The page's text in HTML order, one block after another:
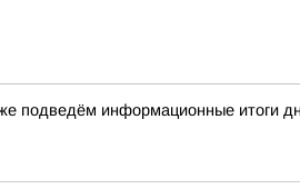
подведём информационные итоги